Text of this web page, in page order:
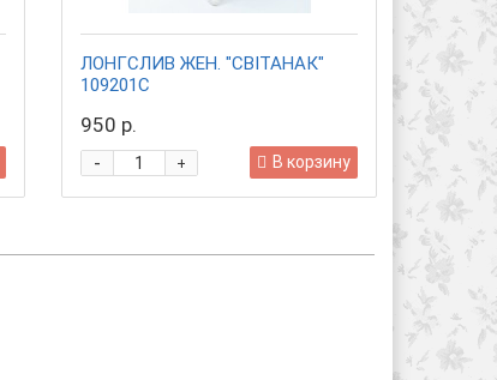
ЛОНГСЛИВ ЖЕН. "СВIТАНАК"
109201С
950 р.
+
- В корзину
3 600
-